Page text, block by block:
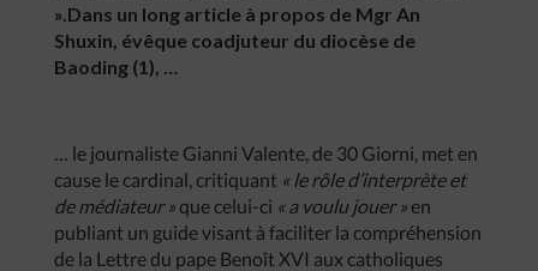
».Dans un long article à propos de Mgr An
Shuxin, évêque coadjuteur du diocèse de
Baoding (1), …
… le journaliste Gianni Valente, de 30 Giorni, met en
cause le cardinal, critiquant « le rôle d’interprète et
de médiateur » que celui-ci « a voulu jouer » en
publiant un guide visant à faciliter la compréhension
de la Lettre du pape Benoît XVI aux catholiques